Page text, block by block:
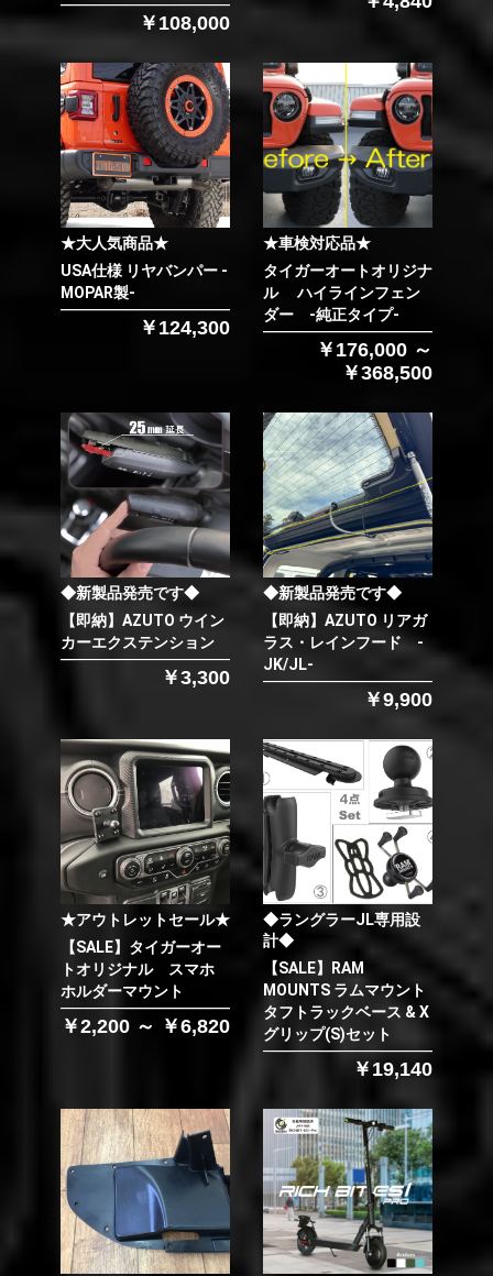
￥108,000
★大人気商品★
USA仕様 リヤバンパー -
MOPAR製-
￥124,300
★車検対応品★
タイガーオートオリジナ
ル ハイラインフェン
ダー -純正タイプ-
￥176,000 ～
￥368,500
◆新製品発売です◆
【即納】AZUTO ウイン
カーエクステンション
￥3,300
◆新製品発売です◆
【即納】AZUTO リアガ
ラス・レインフード -
JK/JL-
￥9,900
★アウトレットセール★
【SALE】タイガーオー
トオリジナル スマホ
ホルダーマウント
￥2,200 ～ ￥6,820
◆ラングラーJL専用設
計◆
【SALE】RAM
MOUNTS ラムマウント
タフトラックベース & X
グリップ(S)セット
￥19,140